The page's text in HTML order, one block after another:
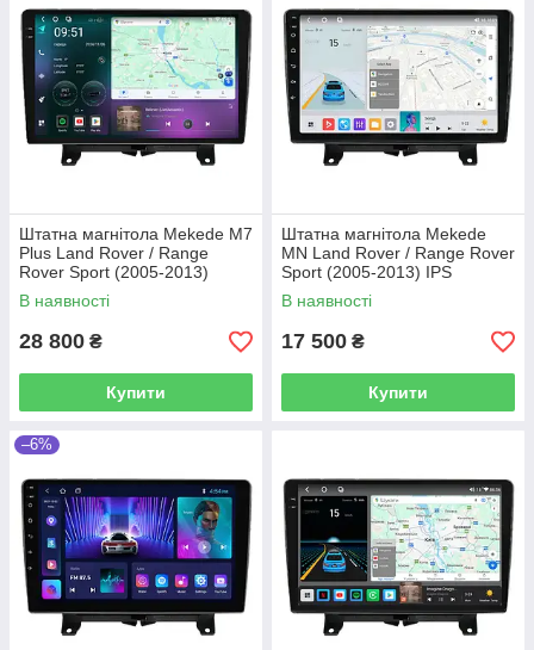
Штатна магнітола Mekede M7
Plus Land Rover / Range
Rover Sport (2005-2013)
CarPlay QleD
В наявності
28 800 ₴
Купити
Штатна магнітола Mekede
MN Land Rover / Range Rover
Sport (2005-2013) IPS
В наявності
17 500 ₴
Купити
–6%